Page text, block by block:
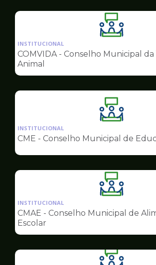
Ilustração
da
pagina
Conselhos
INSTITUCIONAL
COMVIDA - Conselho Municipal da
Animal
Ilustração
da
pagina
Conselhos
INSTITUCIONAL
CME - Conselho Municipal de
Ilustração
da
pagina
Conselhos
INSTITUCIONAL
CMAE - Conselho Municipal de
Escolar